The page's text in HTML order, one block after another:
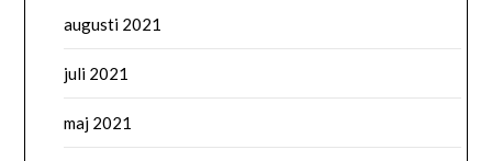
augusti 2021
juli 2021
maj 2021